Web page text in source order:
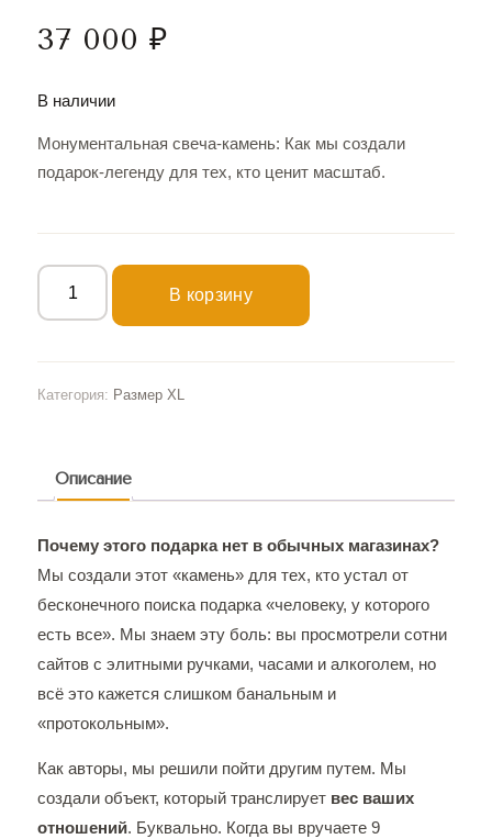
37 000 ₽
В наличии
Монументальная свеча-камень: Как мы создали
подарок-легенду для тех, кто ценит масштаб.
В корзину
Категория: Размер XL
Описание
Почему этого подарка нет в обычных магазинах?
Мы создали этот «камень» для тех, кто устал от
бесконечного поиска подарка «человеку, у которого
есть все». Мы знаем эту боль: вы просмотрели сотни
сайтов с элитными ручками, часами и алкоголем, но
всё это кажется слишком банальным и
«протокольным».
Как авторы, мы решили пойти другим путем. Мы
создали объект, который транслирует вес ваших
отношений. Буквально. Когда вы вручаете 9